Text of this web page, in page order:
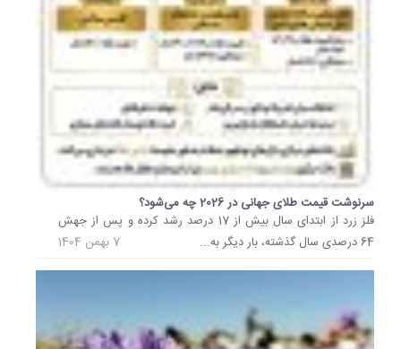
سرنوشت قیمت طلای جهانی در 2026 چه می‌شود؟
فلز زرد از ابتدای سال بیش از 17 درصد رشد کرده و پس از جهش
64 درصدی سال گذشته، بار دیگر به...
7 بهمن 1404